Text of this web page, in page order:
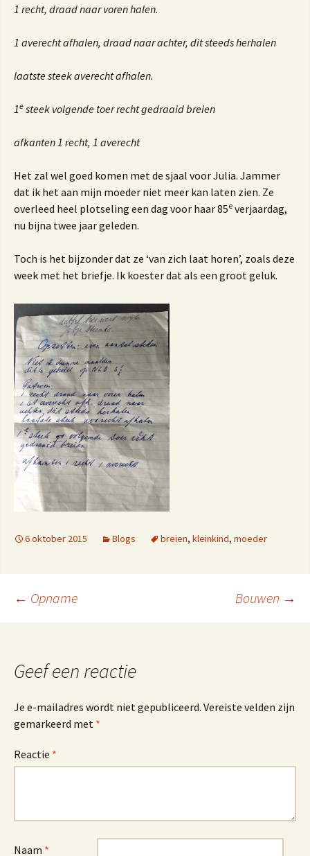
1 recht, draad naar voren halen.
1 averecht afhalen, draad naar achter, dit steeds herhalen
laatste steek averecht afhalen.
1e steek volgende toer recht gedraaid breien
afkanten 1 recht, 1 averecht
Het zal wel goed komen met de sjaal voor Julia. Jammer
dat ik het aan mijn moeder niet meer kan laten zien. Ze
overleed heel plotseling een dag voor haar 85e verjaardag,
nu bijna twee jaar geleden.
Toch is het bijzonder dat ze ‘van zich laat horen’, zoals deze
week met het briefje. Ik koester dat als een groot geluk.
6 oktober 2015 Blogs breien, kleinkind, moeder
Berichtnavigatie
← Opname Bouwen →
Geef een reactie
Je e-mailadres wordt niet gepubliceerd. Vereiste velden zijn
gemarkeerd met *
Reactie *
Naam *